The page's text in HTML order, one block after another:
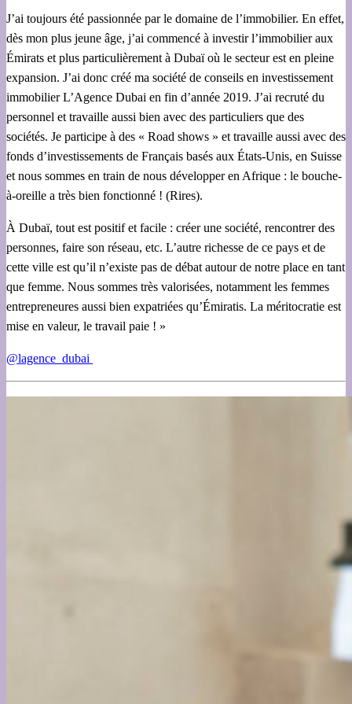
J’ai toujours été passionnée par le domaine de l’immobilier. En effet,
dès mon plus jeune âge, j’ai commencé à investir l’immobilier aux
Émirats et plus particulièrement à Dubaï où le secteur est en pleine
expansion. J’ai donc créé ma société de conseils en investissement
immobilier L’Agence Dubai en fin d’année 2019. J’ai recruté du
personnel et travaille aussi bien avec des particuliers que des
sociétés. Je participe à des « Road shows » et travaille aussi avec des
fonds d’investissements de Français basés aux États-Unis, en Suisse
et nous sommes en train de nous développer en Afrique : le bouche-
à-oreille a très bien fonctionné ! (Rires).
À Dubaï, tout est positif et facile : créer une société, rencontrer des
personnes, faire son réseau, etc. L’autre richesse de ce pays et de
cette ville est qu’il n’existe pas de débat autour de notre place en tant
que femme. Nous sommes très valorisées, notamment les femmes
entrepreneures aussi bien expatriées qu’Émiratis. La méritocratie est
mise en valeur, le travail paie ! »
@lagence_dubai